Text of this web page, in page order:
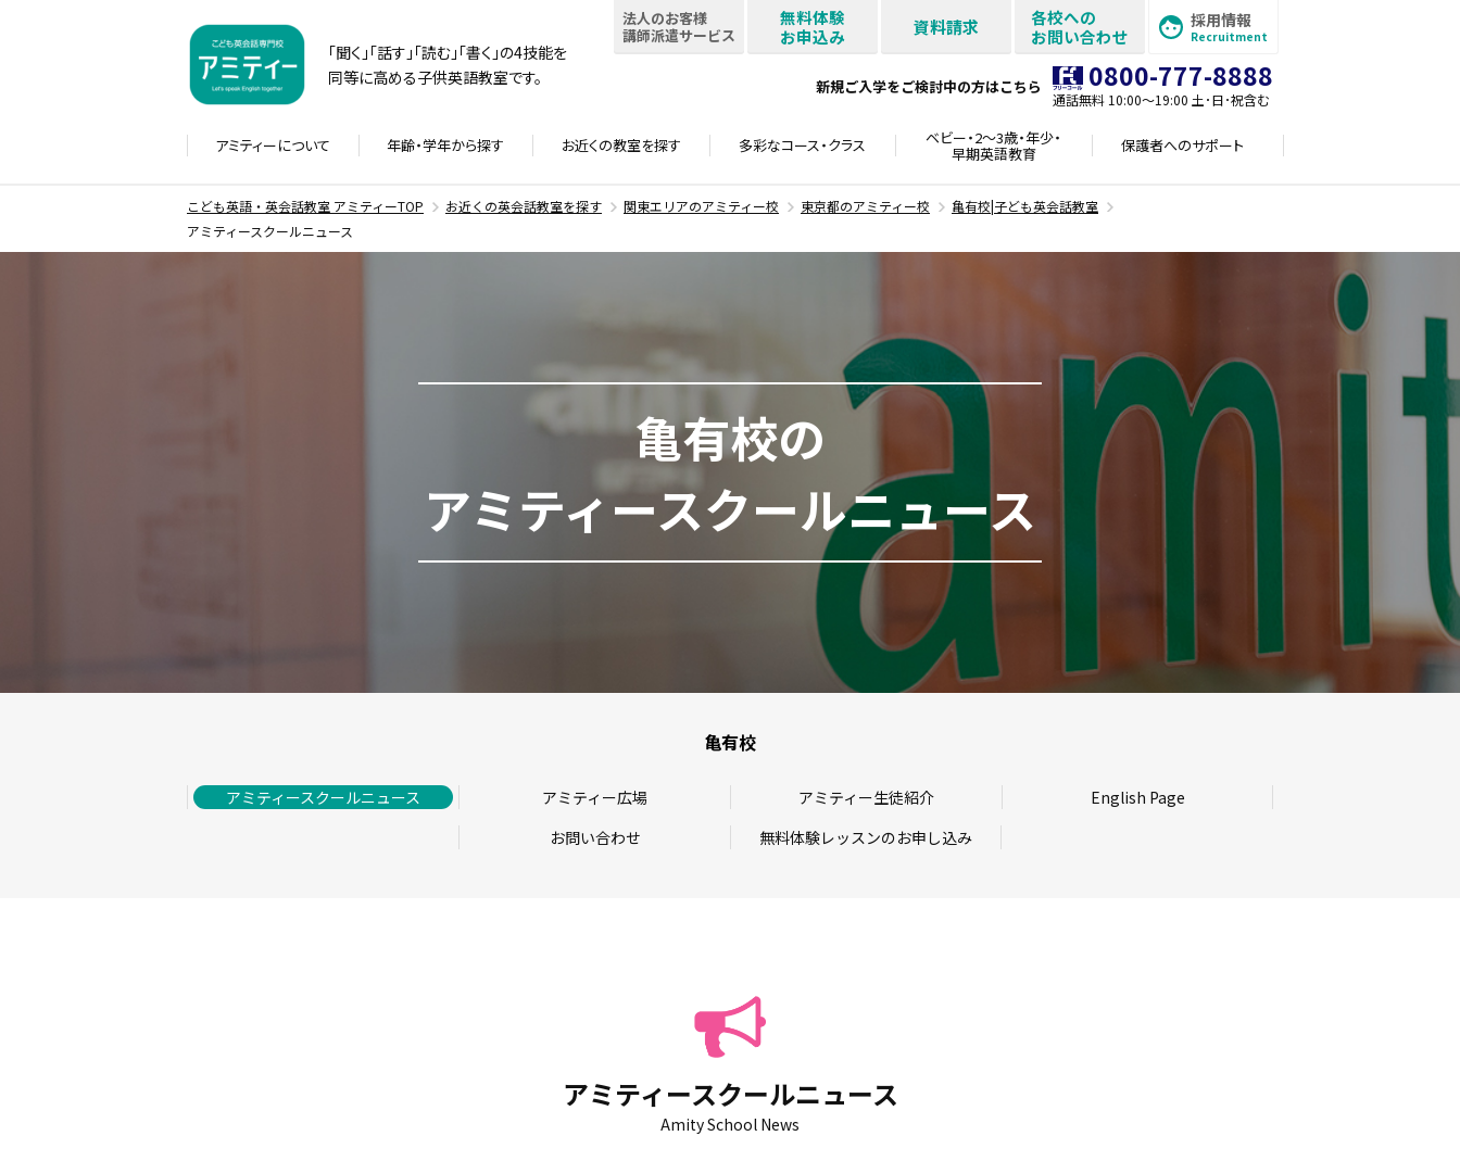
「聞く」「話す」「読む」「書く」の4技能を
同等に高める子供英語教室です。
法人のお客様
講師派遣サービス
無料体験
お申込み
資料請求
各校への
お問い合わせ
採用情報
Recruitment
新規ご入学をご検討中の方はこちら 0800-777-8888
通話無料 10:00〜19:00 土･日･祝含む
アミティーについて 年齢・学年から探す お近くの教室を探す 多彩なコース・クラス ベビー・2～3歳・年少・
早期英語教育 保護者へのサポート
こども英語・英会話教室 アミティーTOP お近くの英会話教室を探す 関東エリアのアミティー校 東京都のアミティー校
亀有校|子ども英会話教室
アミティースクールニュース
亀有校の
アミティースクールニュース
亀有校
アミティースクールニュース アミティー広場 アミティー生徒紹介
English Page
お問い合わせ
無料体験レッスンのお申し込み
アミティースクールニュース
Amity School News